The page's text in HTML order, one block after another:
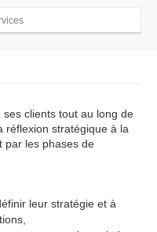
clients tout au long de
réflexion stratégique à la
par les phases de
leur stratégie et à